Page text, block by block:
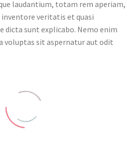
laudantium, totam rem aperiam,
inventore veritatis et quasi
dicta sunt explicabo. Nemo enim
voluptas sit aspernatur aut odit